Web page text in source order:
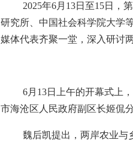
2025年6月13日至15日，‌
研究所、中国社会科学院大学
媒体代表齐聚一堂，深入研讨
6月13日上午的开幕式上
市海沧区人民政府副区长姬侃
魏后凯提出，两岸农业与